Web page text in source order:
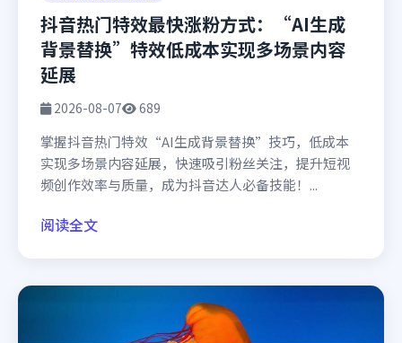
抖音热门特效最快涨粉方式：“AI生成
背景替换”特效低成本实现多场景内容
延展
2026-08-07 689
掌握抖音热门特效“AI生成背景替换”技巧，低成本
实现多场景内容延展，快速吸引粉丝关注，提升短视
频创作效率与质量，成为抖音达人必备技能！...
阅读全文